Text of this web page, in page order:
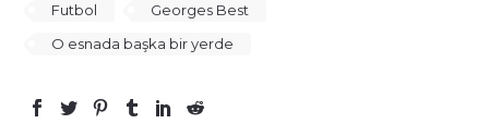
Futbol
Georges Best
O esnada başka bir yerde